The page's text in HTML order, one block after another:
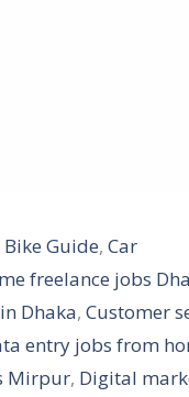
Bike Guide,Car
freelance jobs
Dhaka, Customer
entry jobs from
Mirpur, Digital